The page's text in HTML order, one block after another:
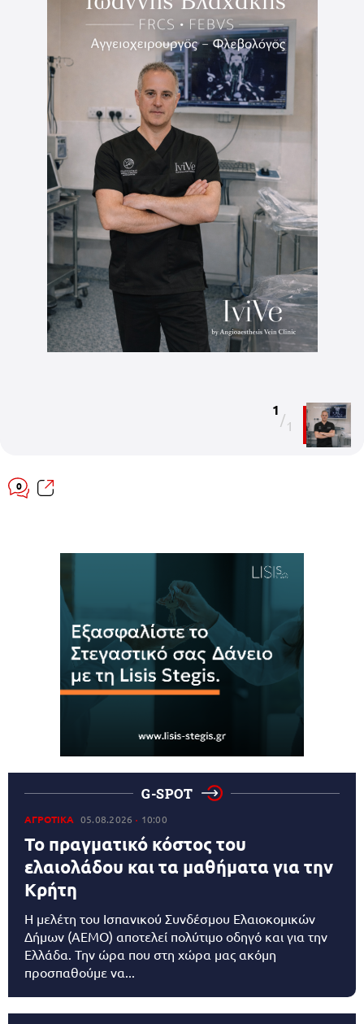
1
/1
0
G-SPOT
ΑΓΡΟΤΙΚΑ 05.08.2026 10:00
Το πραγματικό κόστος του
ελαιολάδου και τα μαθήματα για την
Κρήτη
Η μελέτη του Ισπανικού Συνδέσμου Ελαιοκομικών
Δήμων (AEMO) αποτελεί πολύτιμο οδηγό και για την
Ελλάδα. Την ώρα που στη χώρα μας ακόμη
προσπαθούμε να...